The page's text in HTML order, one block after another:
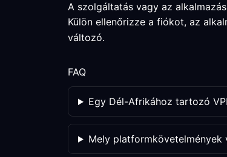
A szolgáltatás vagy az
Külön ellenőrizze a fiókot, az
változó.
FAQ
Egy Dél-Afrikához tartozó
Mely platformkövetelmények